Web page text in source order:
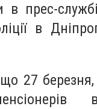
в прес-
в
27 березня,